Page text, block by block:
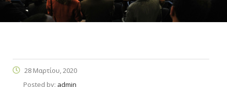
28 Μαρτίου, 2020
Posted by: admin